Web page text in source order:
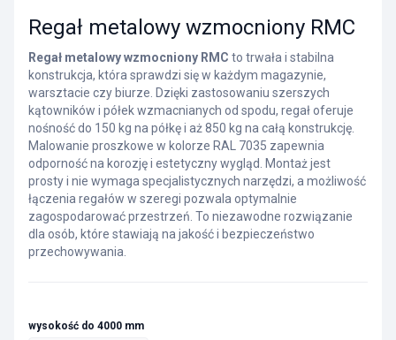
Regał metalowy wzmocniony RMC
Regał metalowy wzmocniony RMC to trwała i stabilna
konstrukcja, która sprawdzi się w każdym magazynie,
warsztacie czy biurze. Dzięki zastosowaniu szerszych
kątowników i półek wzmacnianych od spodu, regał oferuje
nośność do 150 kg na półkę i aż 850 kg na całą konstrukcję.
Malowanie proszkowe w kolorze RAL 7035 zapewnia
odporność na korozję i estetyczny wygląd. Montaż jest
prosty i nie wymaga specjalistycznych narzędzi, a możliwość
łączenia regałów w szeregi pozwala optymalnie
zagospodarować przestrzeń. To niezawodne rozwiązanie
dla osób, które stawiają na jakość i bezpieczeństwo
przechowywania.
wysokość do 4000 mm